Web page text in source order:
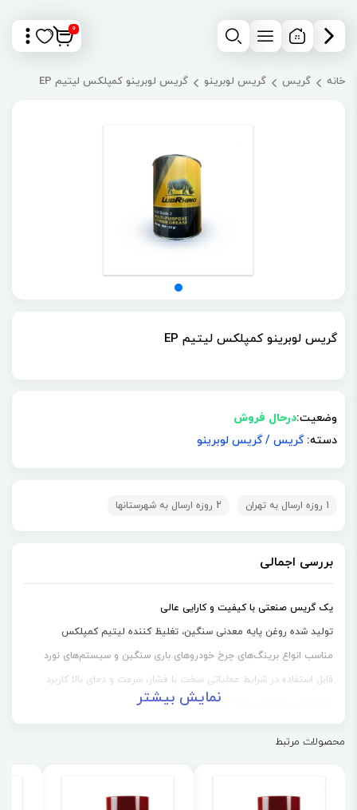
0
خانه گریس گریس لوبرینو گریس لوبرینو کمپلکس لیتیم EP
گریس لوبرینو کمپلکس لیتیم EP
وضعیت:درحال فروش
دسته: گریس /گریس لوبرینو
1 روزه ارسال به تهران 2 روزه ارسال به شهرستانها
بررسی اجمالی
یک گریس صنعتی با کیفیت و کارایی عالی
تولید شده روغن پایه معدنی سنگین، تغلیظ کننده لیتیم کمپلکس
مناسب انواع برینگ‌های چرخ خودروهای باری سنگین و سیستم‌های نورد
قابل استفاده در شرایط عملیاتی سخت با فشار، سرعت و دمای بالا کاربرد
نمایش بیشتر
نمایش بیشتر
محصولات مرتبط